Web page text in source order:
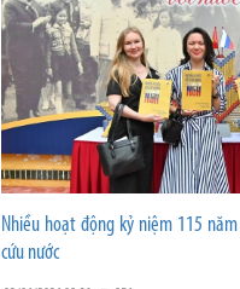
Nhiều hoạt động kỷ niệm 115
cứu nước